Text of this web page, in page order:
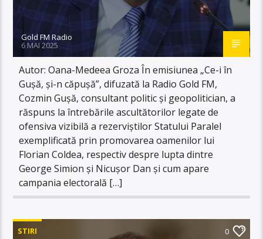
Gold FM Radio
6 MAI 2025
Autor: Oana-Medeea Groza În emisiunea „Ce-i în
Gușă, și-n căpușă”, difuzată la Radio Gold FM,
Cozmin Gușă, consultant politic și geopolitician, a
răspuns la întrebările ascultătorilor legate de
ofensiva vizibilă a rezerviștilor Statului Paralel
exemplificată prin promovarea oamenilor lui
Florian Coldea, respectiv despre lupta dintre
George Simion și Nicușor Dan și cum apare
campania electorală […]
STIRI 0